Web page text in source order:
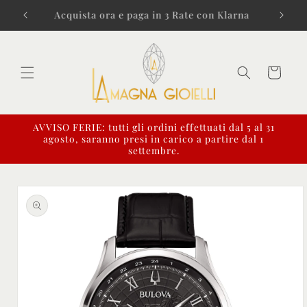
direttamente
ai contenuti
Spedizioni in 24/48 ore
Carrello
AVVISO FERIE: tutti gli ordini effettuati dal 5 al 31
agosto, saranno presi in carico a partire dal 1
settembre.
Passa alle
informazioni
sul prodotto